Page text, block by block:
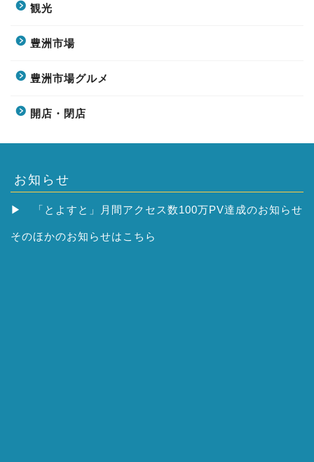
観光
豊洲市場
豊洲市場グルメ
開店・閉店
お知らせ
▶ 「とよすと」月間アクセス数100万PV達成のお知らせ
そのほかのお知らせはこちら